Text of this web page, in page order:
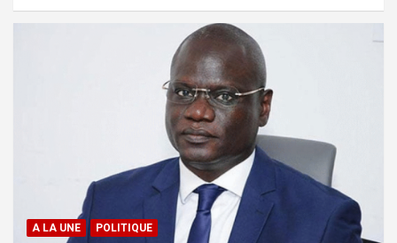
A LA UNE POLITIQUE